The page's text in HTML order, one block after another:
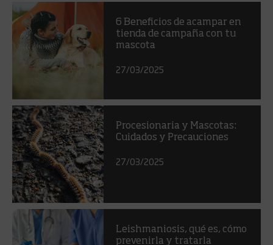
6 Beneficios de acampar en
tienda de campaña con tu
mascota
27/03/2025
Procesionaria y Mascotas:
Cuidados y Precauciones
27/03/2025
Leishmaniosis, qué es, cómo
prevenirla y tratarla